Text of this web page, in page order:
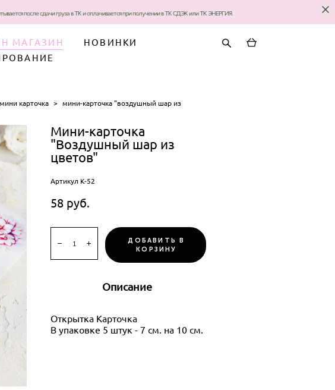
после сдачи груза в ТК и оплачивается при получении в ТК СДЭК или ТК ЭНЕРГИЯ.
МАГАЗИН
НОВИНКИ
карточка > мини-карточка "воздушный шар из
Мини-карточка
"Воздушный шар из
цветов"
Артикул К-52
58 pуб.
ДОБАВИТЬ В
КОРЗИНУ
Описание
Открытка Карточка
В упаковке 5 штук - 7 см. на 10 см.